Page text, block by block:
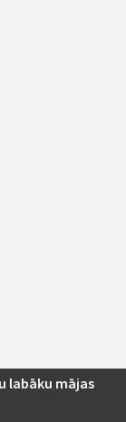
labāku mājas